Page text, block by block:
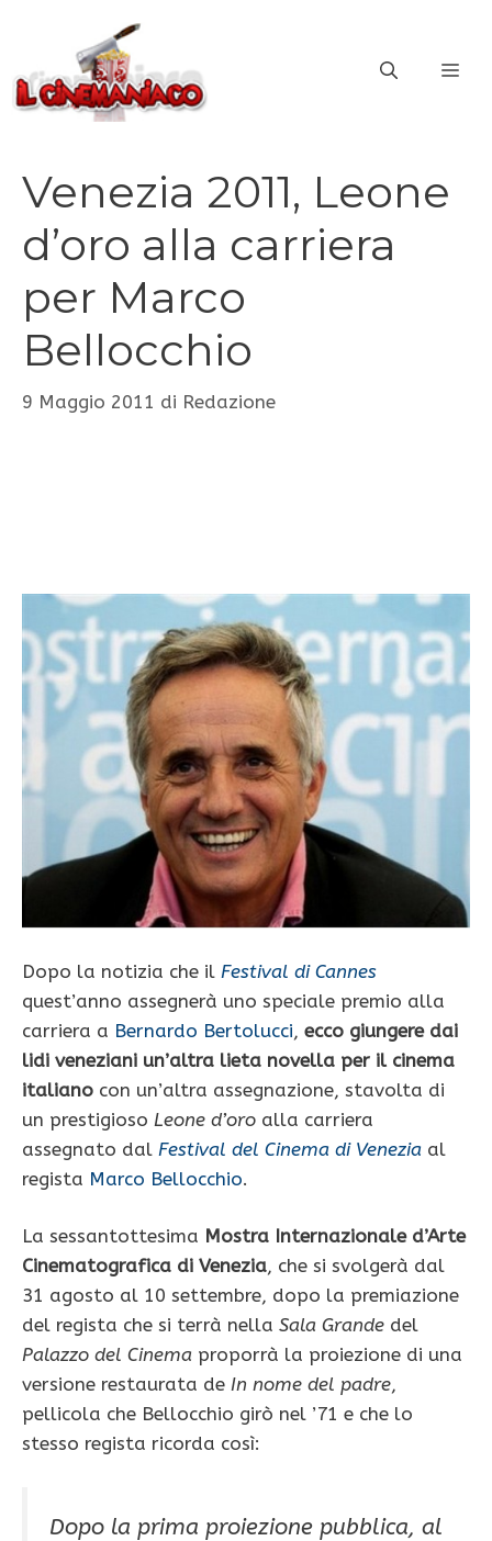
contenuto
Venezia 2011, Leone
d’oro alla carriera
per Marco
Bellocchio
9 Maggio 2011 di Redazione
Dopo la notizia che il Festival di Cannes
quest’anno assegnerà uno speciale premio alla
carriera a Bernardo Bertolucci, ecco giungere dai
lidi veneziani un’altra lieta novella per il cinema
italiano con un’altra assegnazione, stavolta di
un prestigioso Leone d’oro alla carriera
assegnato dal Festival del Cinema di Venezia al
regista Marco Bellocchio.
La sessantottesima Mostra Internazionale d’Arte
Cinematografica di Venezia, che si svolgerà dal
31 agosto al 10 settembre, dopo la premiazione
del regista che si terrà nella Sala Grande del
Palazzo del Cinema proporrà la proiezione di una
versione restaurata de In nome del padre,
pellicola che Bellocchio girò nel ’71 e che lo
stesso regista ricorda così:
Dopo la prima proiezione pubblica, al